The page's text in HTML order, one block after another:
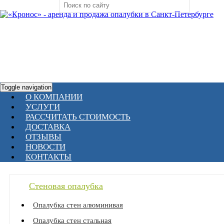
Toggle navigation
О КОМПАНИИ
УСЛУГИ
РАССЧИТАТЬ СТОИМОСТЬ
ДОСТАВКА
ОТЗЫВЫ
НОВОСТИ
КОНТАКТЫ
Стеновая опалубка
Опалубка стен алюминивая
Опалубка стен стальная